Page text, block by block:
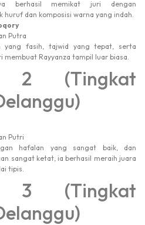
berhasil memikat juri dengan
huruf dan komposisi warna yang indah.
Putra
yang fasih, tajwid yang tepat, serta
membuat Rayyanza tampil luar biasa.
(Tingkat
Putri
hafalan yang sangat baik, dan
sangat ketat, ia berhasil meraih juara
tipis.
(Tingkat